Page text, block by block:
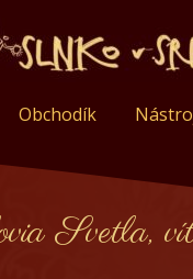
Obchodík
Svetla,